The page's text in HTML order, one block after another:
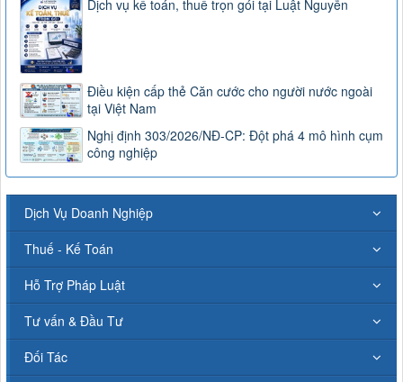
Dịch vụ kế toán, thuế trọn gói tại Luật Nguyễn
Điều kiện cấp thẻ Căn cước cho người nước ngoài
tại Việt Nam
Nghị định 303/2026/NĐ-CP: Đột phá 4 mô hình cụm
công nghiệp
Dịch Vụ Doanh Nghiệp
Thuế - Kế Toán
Hỗ Trợ Pháp Luật
Tư vấn & Đầu Tư
Đối Tác